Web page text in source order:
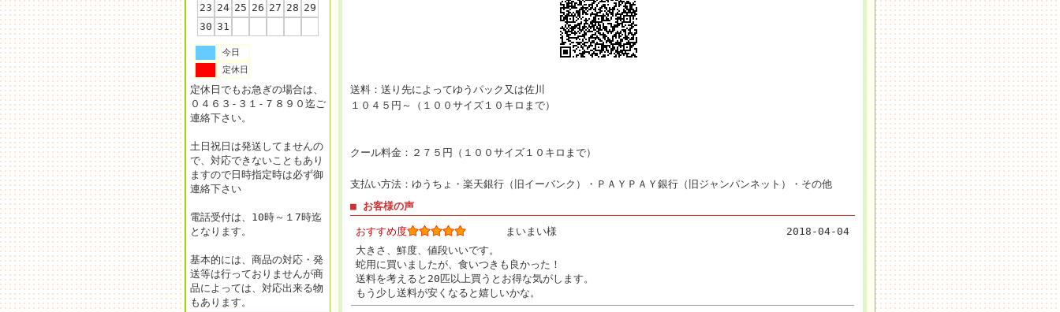
23 24 25 26 27 28 29
30 31
今日
定休日
定休日でもお急ぎの場合は、
０４６３-３１-７８９０迄ご
連絡下さい。
土日祝日は発送してませんの
で、対応できないこともあり
ますので日時指定時は必ず御
連絡下さい
電話受付は、10時～１7時迄
となります。
基本的には、商品の対応・発
送等は行っておりませんが商
品によっては、対応出来る物
もあります。
送料：送り先によってゆうパック又は佐川
１０４５円～（１００サイズ１０キロまで）
クール料金：２７５円（１００サイズ１０キロまで）
支払い方法：ゆうちょ・楽天銀行（旧イーバンク）・ＰＡＹＰＡＹ銀行（旧ジャンパンネット）・その他
■ お客様の声
おすすめ度 まいまい様
2018-04-04
大きさ、鮮度、値段いいです。
蛇用に買いましたが、食いつきも良かった！
送料を考えると20匹以上買うとお得な気がします。
もう少し送料が安くなると嬉しいかな。